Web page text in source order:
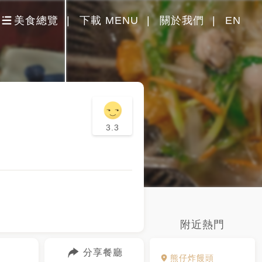
美食總覽 下載 MENU 關於我們 EN
附近熱門
熊仔炸饅頭
3.3
分享餐廳